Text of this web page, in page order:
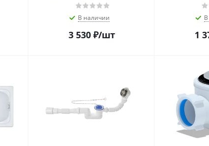
В наличии
3 530₽/шт 1